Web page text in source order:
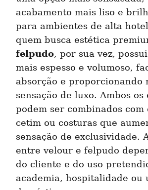
acabamento mais liso e
para ambientes de alta
felpudo, por sua vez,
mais espesso e volumoso,
absorção e proporcionando
sensação de luxo. Ambos os
podem ser combinados com
cetim ou costuras que
sensação de exclusividade.
entre velour e felpudo
do cliente e do uso
academia, hospitalidade ou